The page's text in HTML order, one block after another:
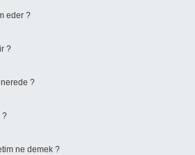
eder ?
?
?
?
ne demek ?